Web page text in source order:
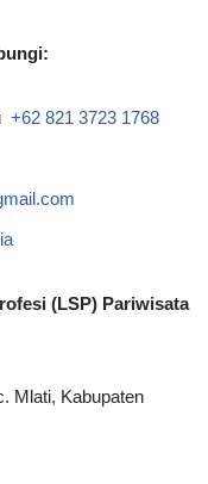
+62 821 3723 1768
(LSP) Pariwisata
Mlati, Kabupaten